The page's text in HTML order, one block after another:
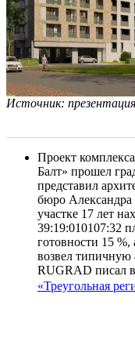
Источник:
Проект
Балт» прошел
представил
бюро
участке 17 лет
39:19:010107:32
готовности 15 %,
возвел типичную
RUGRAD писал
«Треугольная